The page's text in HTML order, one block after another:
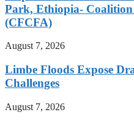
Park, Ethiopia-
(CFCFA)
August 7, 2026
Limbe Floods Expose
Challenges
August 7, 2026